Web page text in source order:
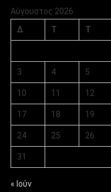
Αύγουστος 2026
Δ
Τ Τ
3 4 5
10 11 12
17 18 19
24 25 26
31
« Ιούν